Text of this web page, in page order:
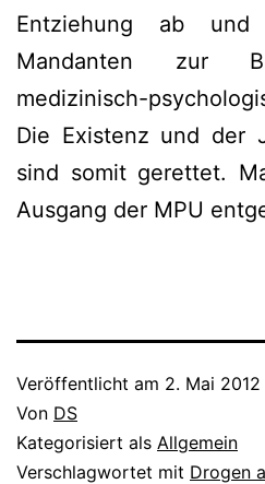
Entziehung ab und
Mandanten zur
medizinisch-
Die Existenz und der
sind somit gerettet.
Ausgang der MPU
Veröffentlicht am 2. Mai 2012
Von DS
Kategorisiert als Allgemein
Verschlagwortet mit Drogen